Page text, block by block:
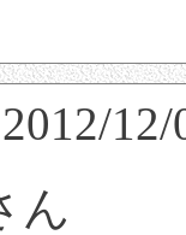
2012/12/
ん